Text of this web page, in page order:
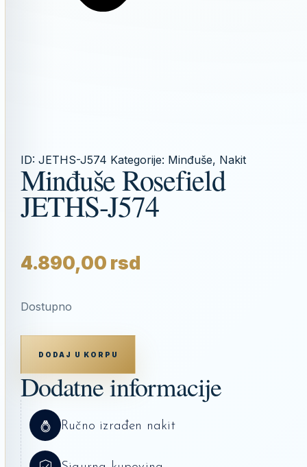
ID: JETHS-J574 Kategorije: Minđuše, Nakit
Minđuše Rosefield
JETHS-J574
4.890,00 rsd
Dostupno
JETHS-
KOLIČINA
DODAJ U KORPU
Dodatne informacije
Ručno izrađen nakit